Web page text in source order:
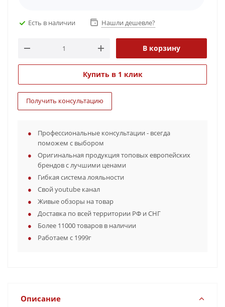
Есть в наличии Нашли дешевле?
В корзину
Купить в 1 клик
Получить консультацию
Профессиональные консультации - всегда
поможем с выбором
Оригинальная продукция топовых европейских
брендов с лучшими ценами
Гибкая система лояльности
Свой youtube канал
Живые обзоры на товар
Доставка по всей территории РФ и СНГ
Более 11000 товаров в наличии
Работаем с 1999г
Описание